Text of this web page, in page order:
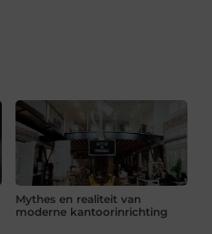
Mythes en realiteit van
moderne kantoorinrichting